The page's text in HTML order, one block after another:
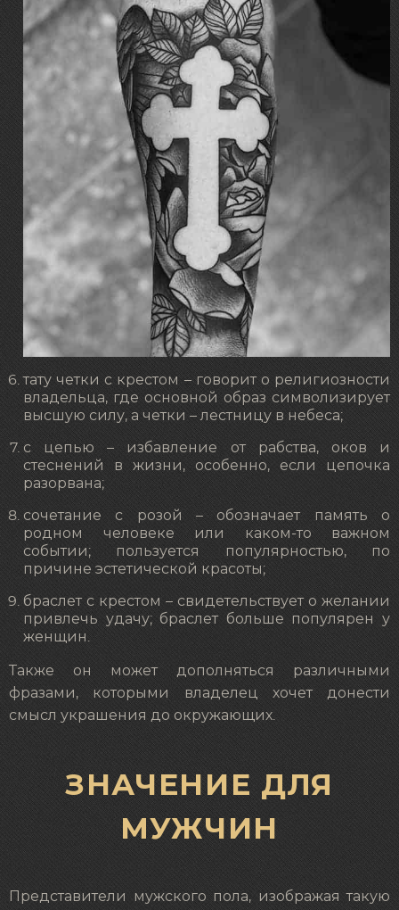
тату четки с крестом – говорит о религиозности
владельца, где основной образ символизирует
высшую силу, а четки – лестницу в небеса;
с цепью – избавление от рабства, оков и
стеснений в жизни, особенно, если цепочка
разорвана;
сочетание с розой – обозначает память о
родном человеке или каком-то важном
событии; пользуется популярностью, по
причине эстетической красоты;
браслет с крестом – свидетельствует о желании
привлечь удачу; браслет больше популярен у
женщин.
Также он может дополняться различными
фразами, которыми владелец хочет донести
смысл украшения до окружающих.
ЗНАЧЕНИЕ ДЛЯ
МУЖЧИН
Представители мужского пола, изображая такую